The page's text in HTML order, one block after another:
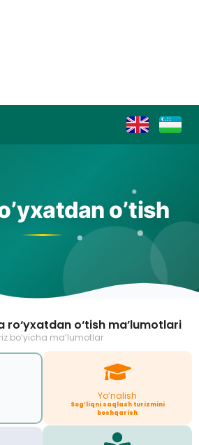
o’tish
ro‘yxatdan o‘tish ma’lumotlari
bo‘yicha ma’lumotlar
Yo‘nalish
Sog’liqni saqlash turizmini
boshqarish